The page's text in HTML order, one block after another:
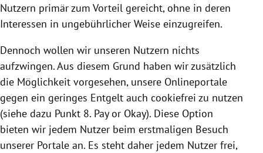
Nutzern primär zum Vorteil gereicht, ohne in deren
Interessen in ungebührlicher Weise einzugreifen.
Dennoch wollen wir unseren Nutzern nichts
aufzwingen. Aus diesem Grund haben wir zusätzlich
die Möglichkeit vorgesehen, unsere Onlineportale
gegen ein geringes Entgelt auch cookiefrei zu nutzen
(siehe dazu Punkt 8. Pay or Okay). Diese Option
bieten wir jedem Nutzer beim erstmaligen Besuch
unserer Portale an. Es steht daher jedem Nutzer frei,